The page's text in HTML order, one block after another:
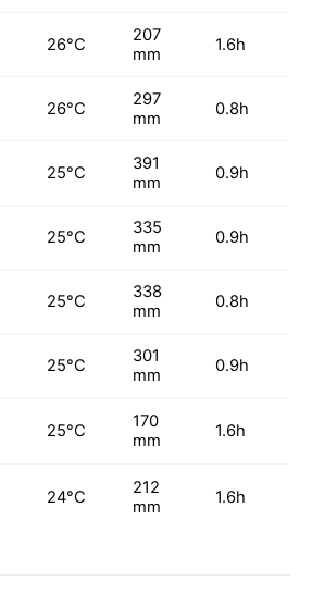
26°C
207
mm
1.6h
26°C
297
mm
0.8h
25°C
391
mm
0.9h
25°C
335
mm
0.9h
25°C
338
mm
0.8h
25°C
301
mm
0.9h
25°C
170
mm
1.6h
24°C
212
mm
1.6h